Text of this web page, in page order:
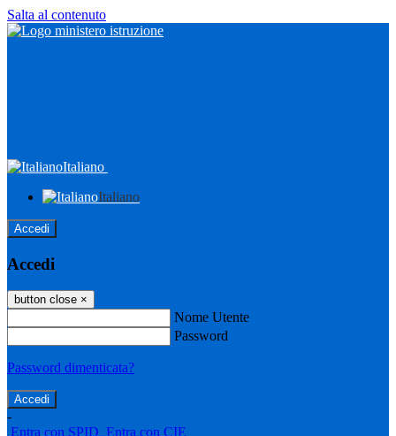
Salta al contenuto
Italiano
Italiano
Accedi
Accedi
button close ×
Nome Utente
Password
Password dimenticata?
-
Entra con SPID Entra con CIE